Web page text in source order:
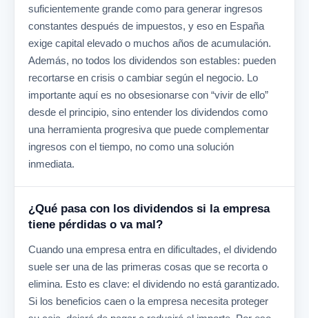
suficientemente grande como para generar ingresos
constantes después de impuestos, y eso en España
exige capital elevado o muchos años de acumulación.
Además, no todos los dividendos son estables: pueden
recortarse en crisis o cambiar según el negocio. Lo
importante aquí es no obsesionarse con “vivir de ello”
desde el principio, sino entender los dividendos como
una herramienta progresiva que puede complementar
ingresos con el tiempo, no como una solución
inmediata.
¿Qué pasa con los dividendos si la empresa
tiene pérdidas o va mal?
Cuando una empresa entra en dificultades, el dividendo
suele ser una de las primeras cosas que se recorta o
elimina. Esto es clave: el dividendo no está garantizado.
Si los beneficios caen o la empresa necesita proteger